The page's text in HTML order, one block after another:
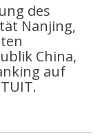
des
Nanjing,
China,
auf